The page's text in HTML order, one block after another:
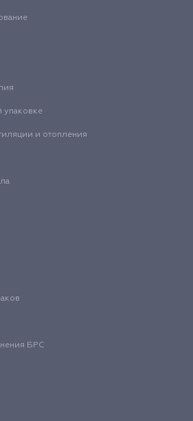
упаковке
и отопления
БРС